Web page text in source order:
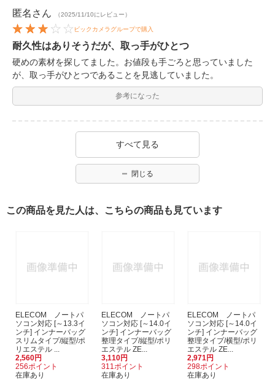
匿名 さん （2025/11/10にレビュー）
ビックカメラグループで購入
耐久性はありそうだが、取っ手がひとつ
硬めの素材を探してました。お値段も手ごろと思っていました
が、取っ手がひとつであることを見逃していました。
参考になった
すべて見る
閉じる
この商品を見た人は、こちらの商品も見ています
ELECOM ノートパ
ソコン対応 [～13.3イ
ンチ] インナーバッグ
スリムタイプ/縦型/ポ
リエステル ...
2,560円
256ポイント
在庫あり
ELECOM ノートパ
ソコン対応 [～14.0イ
ンチ] インナーバッグ
整理タイプ/縦型/ポリ
エステル ZE...
3,110円
311ポイント
在庫あり
ELECOM ノートパ
ソコン対応 [～14.0イ
ンチ] インナーバッグ
整理タイプ/横型/ポリ
エステル ZE...
2,971円
298ポイント
在庫あり